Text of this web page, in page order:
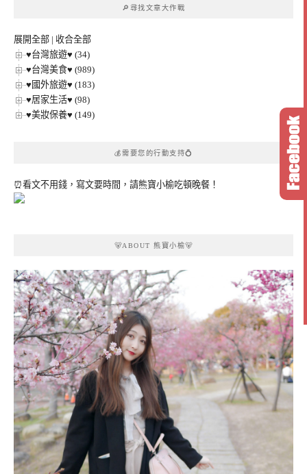
🔎尋找文章大作戰
展開全部 | 收合全部
♥台灣旅遊♥ (34)
♥台灣美食♥ (989)
♥國外旅遊♥ (183)
♥居家生活♥ (98)
♥美妝保養♥ (149)
💰需要您的行動支持💍
⏰看文不用錢，寫文要時間，請熊寶小榆吃頓晚餐！
🐻ABOUT 熊寶小榆🐻